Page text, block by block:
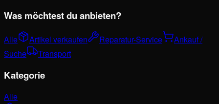
Was möchtest du anbieten?
Alle Artikel verkaufen Reparatur-Service
Ankauf /
Suche
Transport
Kategorie
Alle